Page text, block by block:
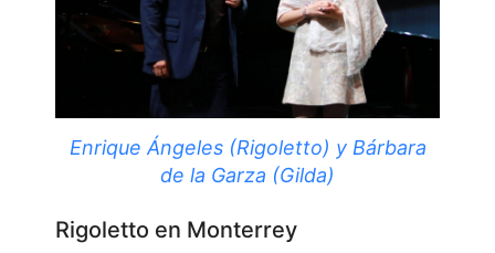
Enrique Ángeles (Rigoletto) y Bárbara
de la Garza (Gilda)
Rigoletto en Monterrey